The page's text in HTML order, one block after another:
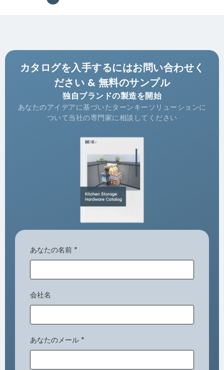
カタログを入手するにはお問い合わせく
ださい & 無料のサンプル
独自ブランドの製造を開始
あなたのアイデアに基づいたターンキーソリューションに
ついて当社の専門家に相談してください
あなたの名前 *
会社名
あなたのメール *